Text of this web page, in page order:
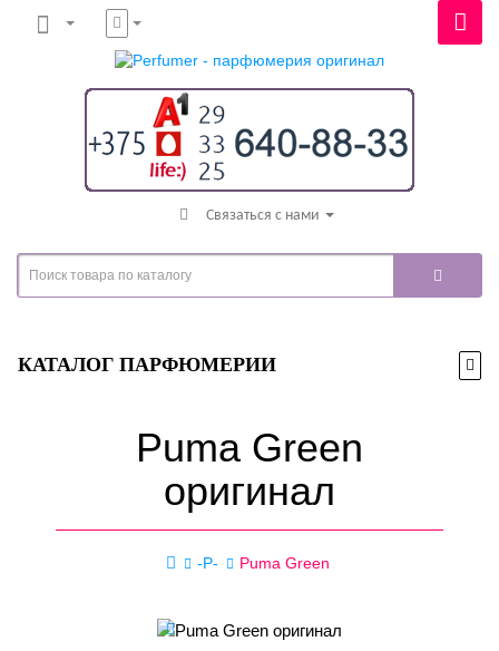
Связаться с нами
КАТАЛОГ ПАРФЮМЕРИИ
Puma Green
оригинал
-P- Puma Green